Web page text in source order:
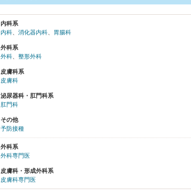
内科系
内科、 消化器内科、 胃腸科
外科系
外科、 整形外科
皮膚科系
皮膚科
泌尿器科・肛門科系
肛門科
その他
予防接種
外科系
外科専門医
皮膚科・形成外科系
皮膚科専門医